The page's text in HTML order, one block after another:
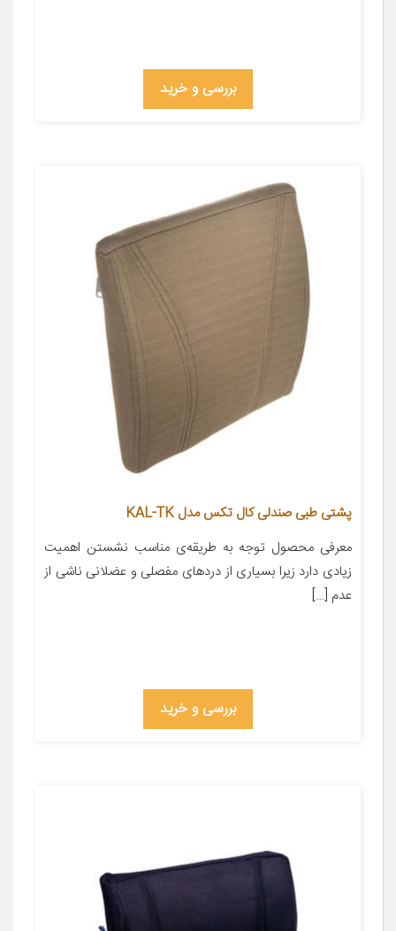
بررسی و خرید
پشتی طبی صندلی کال تکس مدل KAL-TK
معرفی محصول توجه به طریقه‌ی مناسب نشستن اهمیت
زیادی دارد زیرا بسیاری از دردهای مفصلی و عضلانی ناشی از
عدم […]
بررسی و خرید